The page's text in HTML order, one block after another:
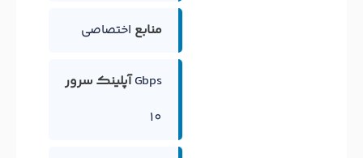
منابع اختصاصی
آپلینک سرور Gbps
10